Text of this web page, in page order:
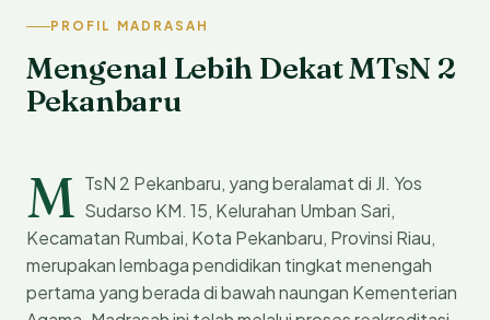
PROFIL MADRASAH
Mengenal Lebih Dekat MTsN 2
Pekanbaru
M TsN 2 Pekanbaru, yang beralamat di Jl. Yos
Sudarso KM. 15, Kelurahan Umban Sari,
Kecamatan Rumbai, Kota Pekanbaru, Provinsi Riau,
merupakan lembaga pendidikan tingkat menengah
pertama yang berada di bawah naungan Kementerian